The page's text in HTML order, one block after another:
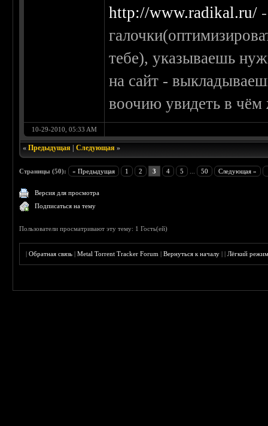
http://www.radikal.ru/
тебе), указываешь
на сайт -
воочию увидеть в чём
10-29-2010, 05:33 AM
«Предыдущая |Следующая »
Страницы (50): « Предыдущая 1 2 3 4 5 50 Следующая »
Версия для просмотра
Подписаться на тему
Пользователи просматривают эту тему: 1 Гость(ей)
|Обратная связь |Metal Torrent Tracker Forum |Вернуться к началу ||Лёгкий